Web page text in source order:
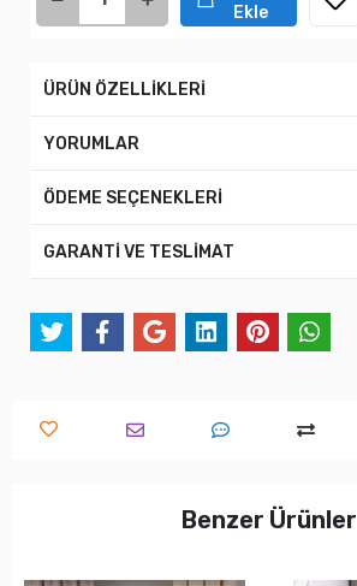
Ekle
ÜRÜN ÖZELLİKLERİ
YORUMLAR
ÖDEME SEÇENEKLERİ
GARANTİ VE TESLİMAT
Benzer Ürünler